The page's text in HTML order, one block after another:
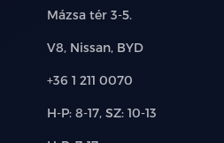
Cím:
Mázsa tér 3-5.
Márkák:
V8, Nissan, BYD
Telefon:
+36 1 211 0070
Új-
H-P: 8-17, SZ: 10-13